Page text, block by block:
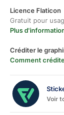
Licence Flaticon
Gratuit pour
Plus
Créditer le
Comment
Voir